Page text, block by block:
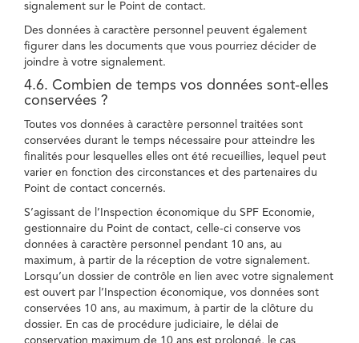
signalement sur le Point de contact.
Des données à caractère personnel peuvent également
figurer dans les documents que vous pourriez décider de
joindre à votre signalement.
4.6. Combien de temps vos données sont-elles
conservées ?
Toutes vos données à caractère personnel traitées sont
conservées durant le temps nécessaire pour atteindre les
finalités pour lesquelles elles ont été recueillies, lequel peut
varier en fonction des circonstances et des partenaires du
Point de contact concernés.
S’agissant de l’Inspection économique du SPF Economie,
gestionnaire du Point de contact, celle-ci conserve vos
données à caractère personnel pendant 10 ans, au
maximum, à partir de la réception de votre signalement.
Lorsqu’un dossier de contrôle en lien avec votre signalement
est ouvert par l’Inspection économique, vos données sont
conservées 10 ans, au maximum, à partir de la clôture du
dossier. En cas de procédure judiciaire, le délai de
conservation maximum de 10 ans est prolongé, le cas